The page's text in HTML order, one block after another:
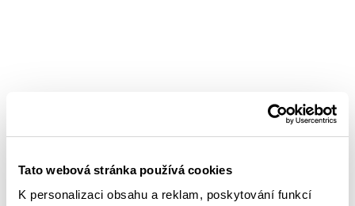
Tato webová stránka používá cookies
K personalizaci obsahu a reklam, poskytování funkcí